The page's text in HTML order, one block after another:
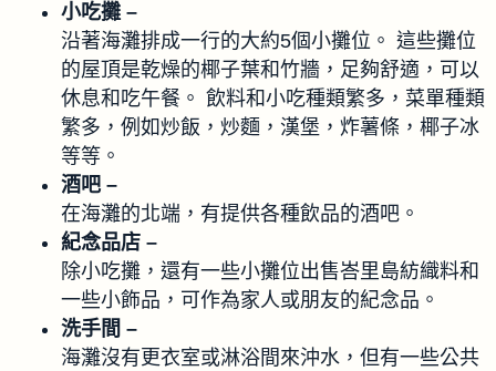
小吃攤 –
沿著海灘排成一行的大約5個小攤位。 這些攤位
的屋頂是乾燥的椰子葉和竹牆，足夠舒適，可以
休息和吃午餐。 飲料和小吃種類繁多，菜單種類
繁多，例如炒飯，炒麵，漢堡，炸薯條，椰子冰
等等。
酒吧 –
在海灘的北端，有提供各種飲品的酒吧。
紀念品店 –
除小吃攤，還有一些小攤位出售峇里島紡織料和
一些小飾品，可作為家人或朋友的紀念品。
洗手間 –
海灘沒有更衣室或淋浴間來沖水，但有一些公共